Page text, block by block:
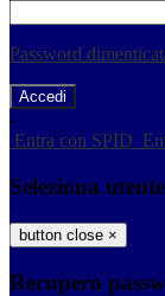
Password
-
Entra con SPID
Seleziona utente
button close ×
Recupero